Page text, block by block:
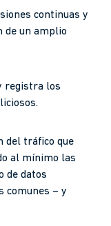
continuas y
de un amplio
registra los
del tráfico que
al mínimo las
de datos
comunes – y